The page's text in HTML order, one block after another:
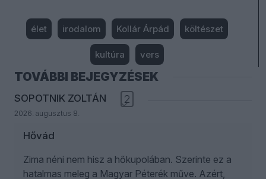
élet irodalom Kollár Árpád költészet
kultúra vers
TOVÁBBI BEJEGYZÉSEK
SOPOTNIK ZOLTÁN
2026. augusztus 8.
2
Hővád
Zima néni nem hisz a hőkupolában. Szerinte ez a
hatalmas meleg a Magyar Péterék műve. Azért,